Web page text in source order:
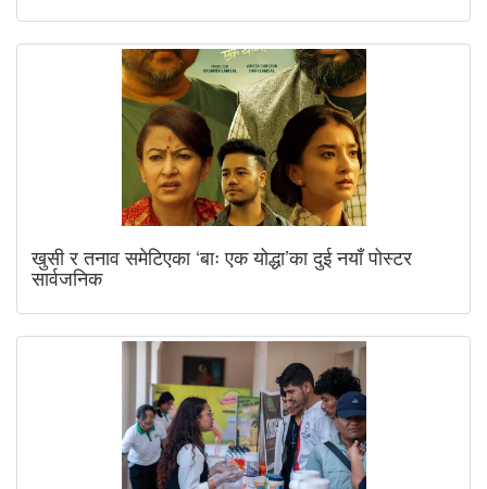
खुसी र तनाव समेटिएका ‘बाः एक योद्धा’का दुई नयाँ पोस्टर
सार्वजनिक